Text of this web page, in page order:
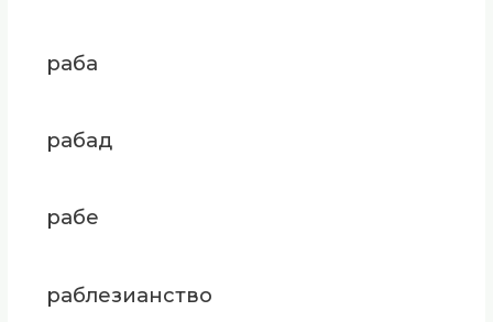
раба
рабад
рабе
раблезианство